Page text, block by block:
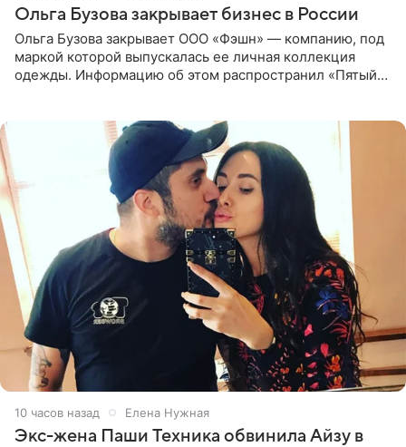
Ольга Бузова закрывает бизнес в России
Ольга Бузова закрывает ООО «Фэшн» — компанию, под
маркой которой выпускалась ее личная коллекция
одежды. Информацию об этом распространил «Пятый
10 часов назад Елена Нужная
Экс-жена Паши Техника обвинила Айзу в